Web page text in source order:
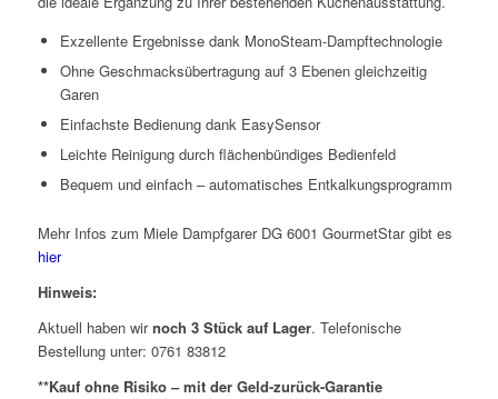
Exzellente Ergebnisse dank MonoSteam-Dampftechnologie
Ohne Geschmacksübertragung auf 3 Ebenen gleichzeitig
Garen
Einfachste Bedienung dank EasySensor
Leichte Reinigung durch flächenbündiges Bedienfeld
Bequem und einfach – automatisches Entkalkungsprogramm
Mehr Infos zum Miele Dampfgarer DG 6001 GourmetStar gibt es
hier
Hinweis:
Aktuell haben wirnoch 3 Stück auf Lager. Telefonische
Bestellung unter: 0761 83812
**Kauf ohne Risiko – mit der Geld-zurück-Garantie